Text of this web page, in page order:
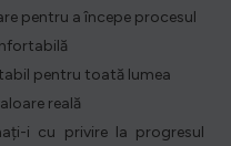
pentru a începe procesul
pentru toată lumea
reală
i cu privire la progresul